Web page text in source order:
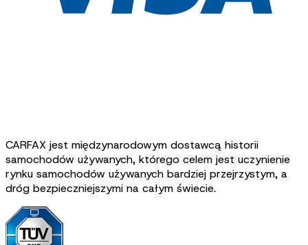
CARFAX jest międzynarodowym dostawcą historii
samochodów używanych, którego celem jest uczynienie
rynku samochodów używanych bardziej przejrzystym, a
dróg bezpieczniejszymi na całym świecie.